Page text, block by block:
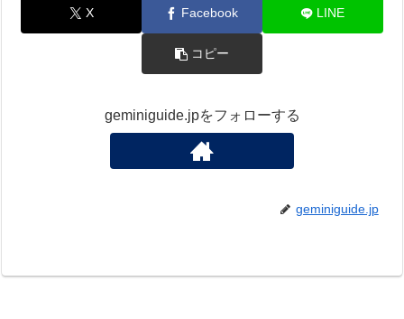
X Facebook LINE
コピー
geminiguide.jpをフォローする
geminiguide.jp